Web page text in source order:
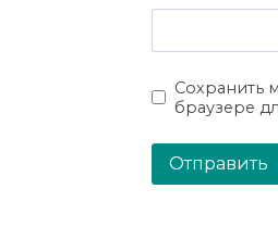
Сохранить
браузере